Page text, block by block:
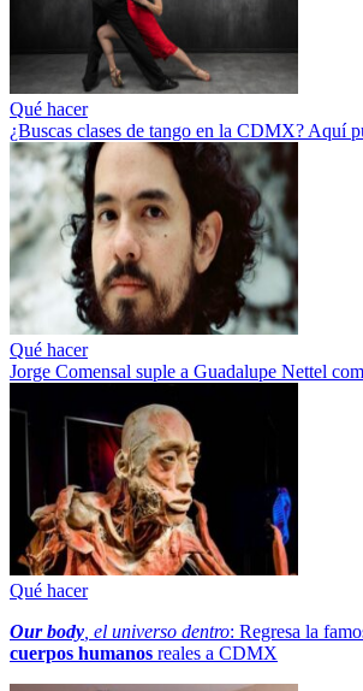
Qué hacer
¿Buscas clases de tango en la CDMX? Aquí
Qué hacer
Jorge Comensal suple a Guadalupe Nettel
Qué hacer
Our body, el universo dentro: Regresa la
cuerpos humanos reales a CDMX